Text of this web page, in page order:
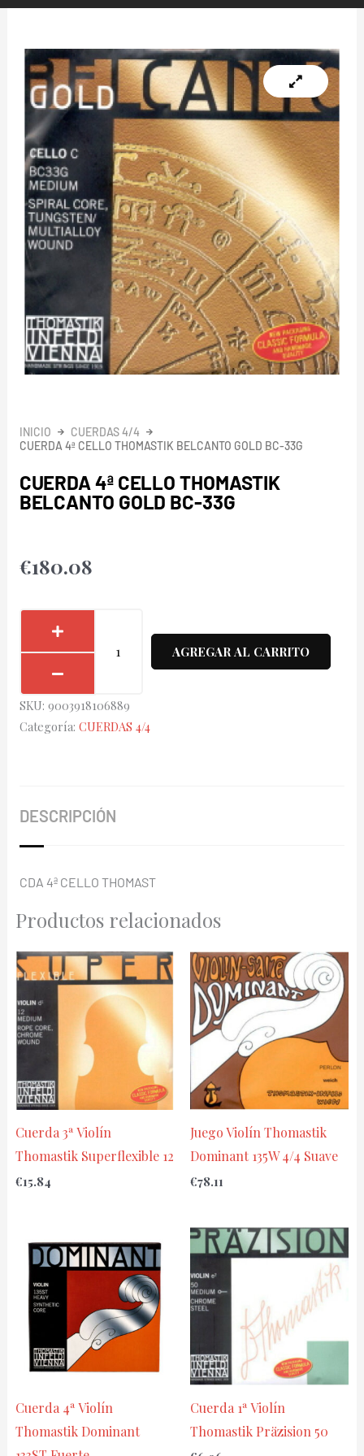
INICIO
CUERDAS 4/4
CUERDA 4ª CELLO THOMASTIK BELCANTO GOLD BC-33G
CUERDA 4ª CELLO THOMASTIK
BELCANTO GOLD BC-33G
€180.08
Belcanto
Gold
cantidad
AGREGAR AL CARRITO
SKU: 9003918106889
Categoría: CUERDAS 4/4
DESCRIPCIÓN
CDA 4ª CELLO THOMAST
Productos relacionados
Cuerda 3ª Violín
Thomastik Superflexible 12
€15.84
Juego Violín Thomastik
Dominant 135W 4/4 Suave
€78.11
Cuerda 4ª Violín
Thomastik Dominant
Cuerda 1ª Violín
Thomastik Präzision 50